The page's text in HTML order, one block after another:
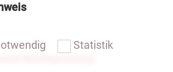
Statistik